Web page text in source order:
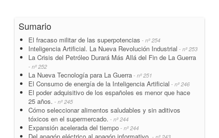
Sumario
El fracaso militar de las superpotencias - nº 254
Inteligencia Artificial. La Nueva Revolución Industrial - nº 253
La Crisis del Petróleo Durará Más Allá del Fin de La Guerra
- nº 252
La Nueva Tecnología para La Guerra - nº 251
El Consumo de energía de la Inteligencia Artificial - nº 246
El poder adquisitivo de los españoles es menor que hace
25 años. - nº 245
Cómo seleccionar alimentos saludables y sin aditivos
tóxicos en el supermercado. - nº 244
Expansión acelerada del tiempo - nº 244